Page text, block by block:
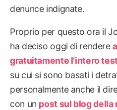
denunce indignate.
Proprio per questo ora il
ha deciso oggi di rendere
gratuitamente l’intero
su cui si sono basati i
personalmente anche il
con un post sul blog della